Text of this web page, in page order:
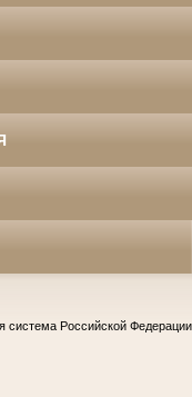
система Российской